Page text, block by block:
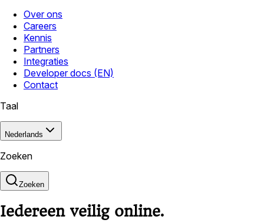
Over ons
Careers
Kennis
Partners
Integraties
Developer docs (EN)
Contact
Taal
Nederlands
Zoeken
Zoeken
Iedereen veilig online.